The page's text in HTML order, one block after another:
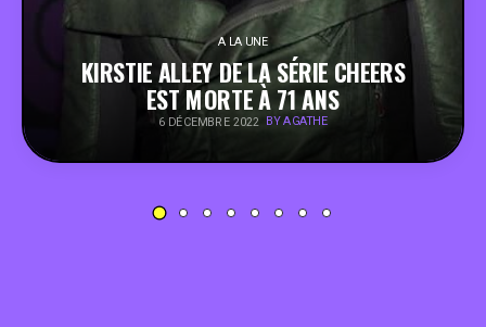
BONS PLANS
SOUTENEZ KULTT
A LA UNE
KIRSTIE ALLEY DE LA SÉRIE CHEERS
EST MORTE À 71 ANS
6 DÉCEMBRE 2022 BY AGATHE